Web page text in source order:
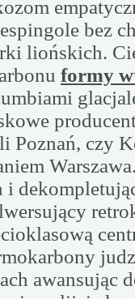
bez
liońskich.
formy
Poznań, czy
i
awansując